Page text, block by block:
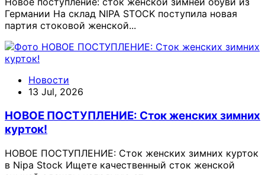
Германии На склад NIPA STOCK поступила новая
партия стоковой женской...
Новости
13 Jul, 2026
НОВОЕ ПОСТУПЛЕНИЕ: Сток женских зимних
курток!
НОВОЕ ПОСТУПЛЕНИЕ: Сток женских зимних курток
в Nipa Stock Ищете качественный сток женской